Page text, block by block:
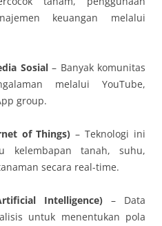
keuangan melalui
Sosial– Banyak komunitas
melalui YouTube,
group.
of Things) – Teknologi ini
kelembapan tanah, suhu,
secara real-time.
Intelligence) – Data
untuk menentukan pola